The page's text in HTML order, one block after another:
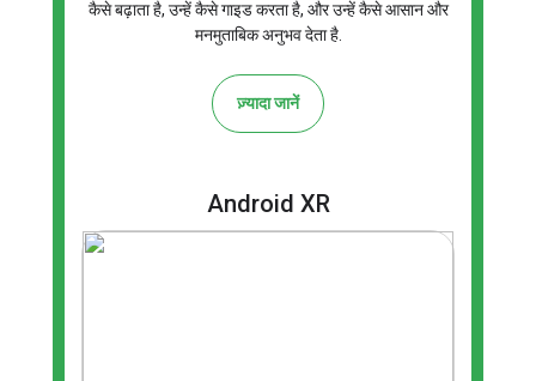
कैसे बढ़ाता है, उन्हें कैसे गाइड करता है, और उन्हें कैसे आसान और
मनमुताबिक अनुभव देता है.
ज़्यादा जानें
Android XR